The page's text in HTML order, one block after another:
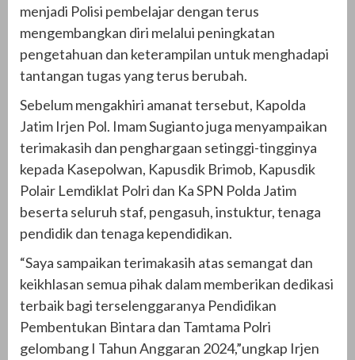
menjadi Polisi pembelajar dengan terus
mengembangkan diri melalui peningkatan
pengetahuan dan keterampilan untuk menghadapi
tantangan tugas yang terus berubah.
Sebelum mengakhiri amanat tersebut, Kapolda
Jatim Irjen Pol. Imam Sugianto juga menyampaikan
terimakasih dan penghargaan setinggi-tingginya
kepada Kasepolwan, Kapusdik Brimob, Kapusdik
Polair Lemdiklat Polri dan Ka SPN Polda Jatim
beserta seluruh staf, pengasuh, instuktur, tenaga
pendidik dan tenaga kependidikan.
“Saya sampaikan terimakasih atas semangat dan
keikhlasan semua pihak dalam memberikan dedikasi
terbaik bagi terselenggaranya Pendidikan
Pembentukan Bintara dan Tamtama Polri
gelombang I Tahun Anggaran 2024,”ungkap Irjen